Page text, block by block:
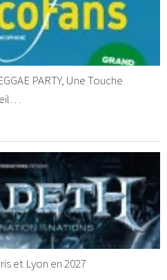
PARTY, Une Touche
et Lyon en 2027